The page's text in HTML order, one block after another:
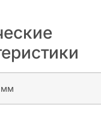
мм